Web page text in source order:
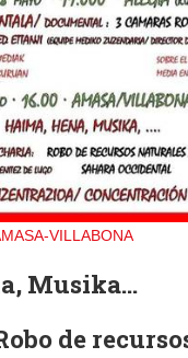
VILLABONA
Musika...
de